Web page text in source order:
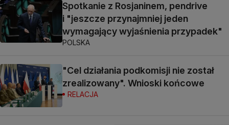
Spotkanie z Rosjaninem, pendrive
i "jeszcze przynajmniej jeden
wymagający wyjaśnienia przypadek"
POLSKA
"Cel działania podkomisji nie został
zrealizowany". Wnioski końcowe
RELACJA